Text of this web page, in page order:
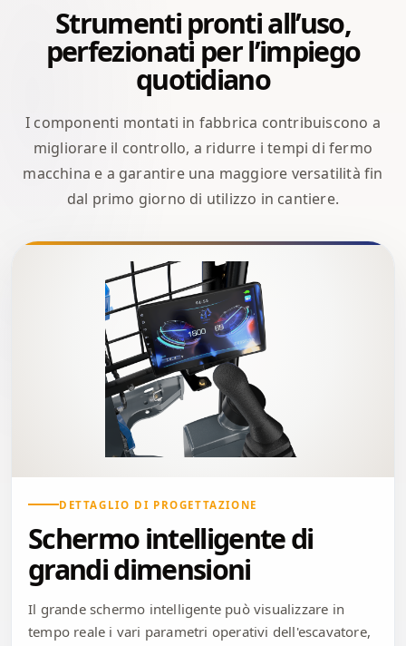
Strumenti pronti all’uso,
perfezionati per l’impiego
quotidiano
I componenti montati in fabbrica contribuiscono a
migliorare il controllo, a ridurre i tempi di fermo
macchina e a garantire una maggiore versatilità fin
dal primo giorno di utilizzo in cantiere.
DETTAGLIO DI PROGETTAZIONE
Schermo intelligente di
grandi dimensioni
Il grande schermo intelligente può visualizzare in
tempo reale i vari parametri operativi dell'escavatore,